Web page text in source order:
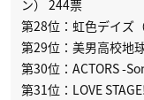
ン） 244票
第28位：虹色デイズ
第29位：美男高校地
第30位：ACTORS -
第31位：LOVE